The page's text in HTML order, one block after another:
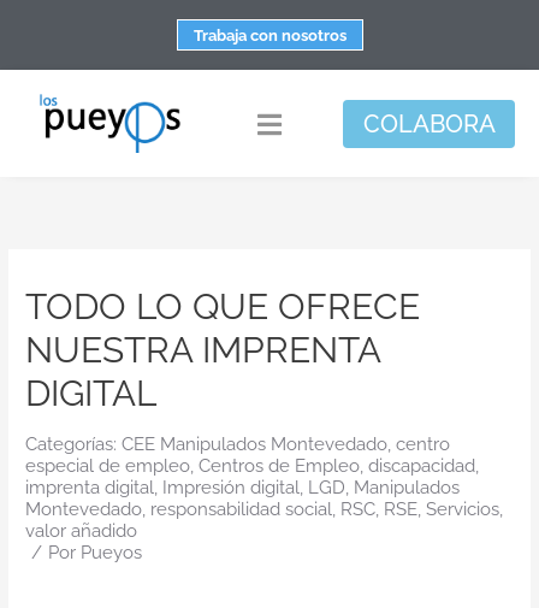
contenido
Trabaja con nosotros
Toggle
Apoyo personal y familiar
Espacio de bienestar
DisArte
Actualidad
COLABORA
TODO LO QUE OFRECE
NUESTRA IMPRENTA
DIGITAL
Categorías: CEE Manipulados Montevedado, centro
especial de empleo, Centros de Empleo, discapacidad,
imprenta digital, Impresión digital, LGD, Manipulados
Montevedado, responsabilidad social, RSC, RSE, Servicios,
valor añadido
/ Por Pueyos